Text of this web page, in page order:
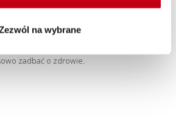
na wybrane
dla Ciebie? Skontaktuj się z naszym
zadbać o zdrowie.